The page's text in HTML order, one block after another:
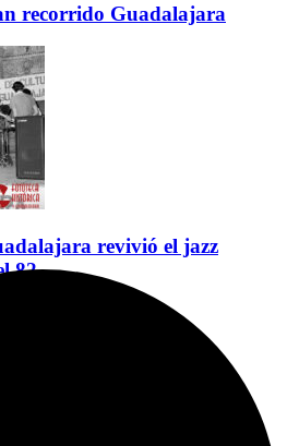
recorrido Guadalajara
revivió el jazz
82